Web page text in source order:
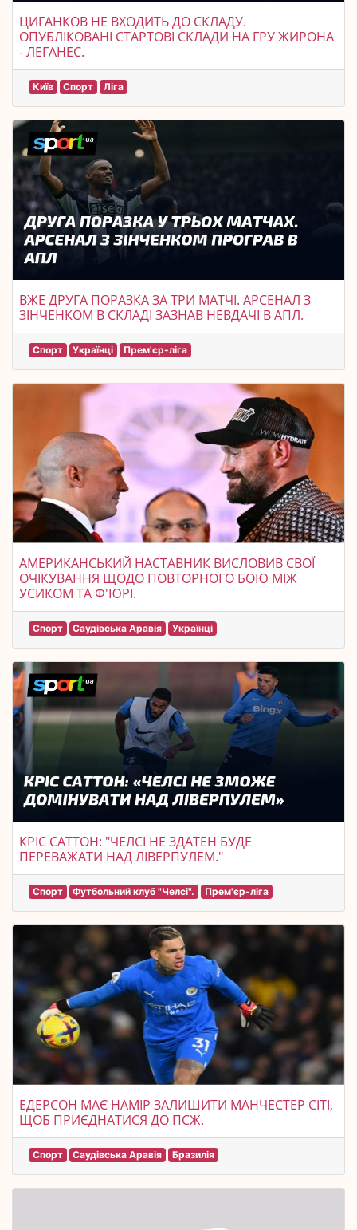
ЦИГАНКОВ НЕ ВХОДИТЬ ДО СКЛАДУ.
ОПУБЛІКОВАНІ СТАРТОВІ СКЛАДИ НА ГРУ ЖИРОНА
- ЛЕГАНЕС.
Київ Спорт Ліга
ВЖЕ ДРУГА ПОРАЗКА ЗА ТРИ МАТЧІ. АРСЕНАЛ З
ЗІНЧЕНКОМ В СКЛАДІ ЗАЗНАВ НЕВДАЧІ В АПЛ.
Спорт Українці Прем'єр-ліга
АМЕРИКАНСЬКИЙ НАСТАВНИК ВИСЛОВИВ СВОЇ
ОЧІКУВАННЯ ЩОДО ПОВТОРНОГО БОЮ МІЖ
УСИКОМ ТА Ф'ЮРІ.
Спорт Саудівська Аравія Українці
КРІС САТТОН: "ЧЕЛСІ НЕ ЗДАТЕН БУДЕ
ПЕРЕВАЖАТИ НАД ЛІВЕРПУЛЕМ."
Спорт Футбольний клуб "Челсі". Прем'єр-ліга
ЕДЕРСОН МАЄ НАМІР ЗАЛИШИТИ МАНЧЕСТЕР СІТІ,
ЩОБ ПРИЄДНАТИСЯ ДО ПСЖ.
Спорт Саудівська Аравія Бразилія